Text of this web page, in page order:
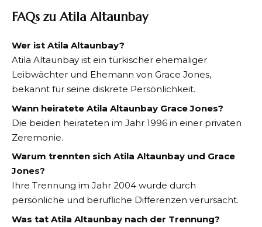
FAQs zu Atila Altaunbay
Wer ist Atila Altaunbay?
Atila Altaunbay ist ein türkischer ehemaliger
Leibwächter und Ehemann von Grace Jones,
bekannt für seine diskrete Persönlichkeit.
Wann heiratete Atila Altaunbay Grace Jones?
Die beiden heirateten im Jahr 1996 in einer privaten
Zeremonie.
Warum trennten sich Atila Altaunbay und Grace
Jones?
Ihre Trennung im Jahr 2004 wurde durch
persönliche und berufliche Differenzen verursacht.
Was tat Atila Altaunbay nach der Trennung?